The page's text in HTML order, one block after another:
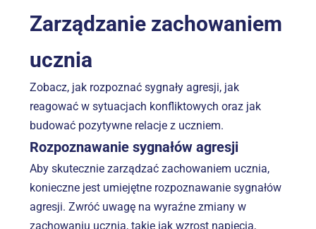
Zarządzanie zachowaniem
ucznia
Zobacz, jak rozpoznać sygnały agresji, jak
reagować w sytuacjach konfliktowych oraz jak
budować pozytywne relacje z uczniem.
Rozpoznawanie sygnałów agresji
Aby skutecznie zarządzać zachowaniem ucznia,
konieczne jest umiejętne rozpoznawanie sygnałów
agresji. Zwróć uwagę na wyraźne zmiany w
zachowaniu ucznia, takie jak wzrost napięcia,